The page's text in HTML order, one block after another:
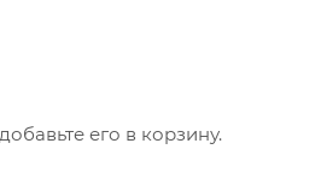
его в корзину.